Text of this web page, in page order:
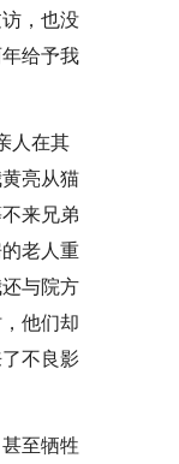
，也没
给予我
人在其
亮从猫
来兄弟
老人重
与院方
他们却
不良影
至牺牲